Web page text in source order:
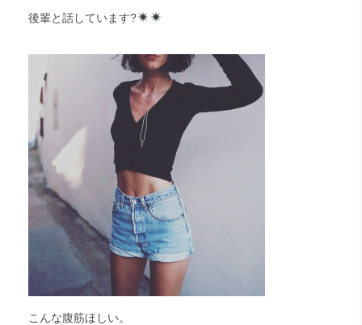
後輩と話しています?
こんな腹筋ほしい。